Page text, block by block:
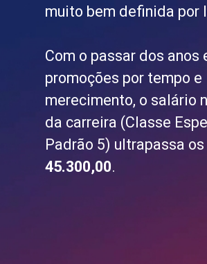
muito bem definida por
Com o passar dos anos
promoções por tempo e
merecimento, o salário
da carreira (Classe
Padrão 5) ultrapassa os
45.300,00.